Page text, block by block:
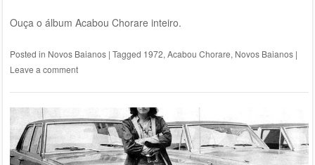
Ouça o álbum Acabou Chorare inteiro.
Posted in Novos Baianos | Tagged 1972, Acabou Chorare, Novos Baianos |
Leave a comment